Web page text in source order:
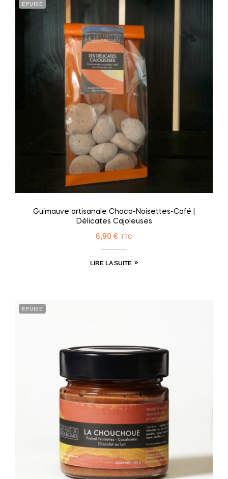
EPUISÉ
Guimauve artisanale Choco-Noisettes-Café |
Délicates Cajoleuses
6,90 € TTC
LIRE LA SUITE
EPUISÉ